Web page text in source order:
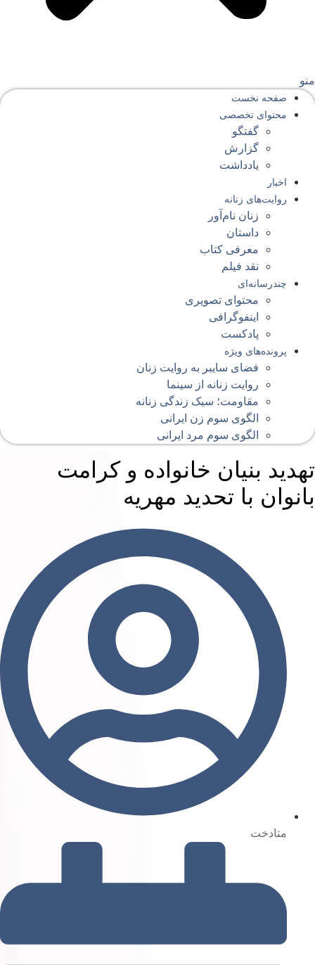
صفحه‌ نخست
محتوای‌ تخصصی
گفتگو
گزارش
یادداشت
اخبار
روایت‌های زنانه
زنان نام‌آور
داستان
معرفی کتاب
نقد فیلم
چندرسانه‌ای
محتوای تصویری
اینفوگرافی
پادکست
پرونده‌های ویژه
فضای سایبر به روایت زنان
روایت زنانه از سینما
مقاومت؛ سبک زندگی زنانه
الگوی سوم زن ایرانی
الگوی سوم مرد ایرانی
بنیان خانواده و کرامت
با تحدید مهریه
متادخت